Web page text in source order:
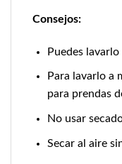
Consejos:
Puedes
Para lavarlo a
para prendas
No usar
Secar al aire